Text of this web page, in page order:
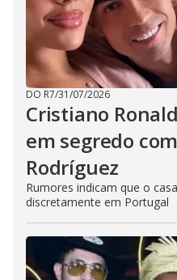
DO R7/31/07/2026
Cristiano
em segredo
Rodríguez
Rumores indicam que o
discretamente em Portugal